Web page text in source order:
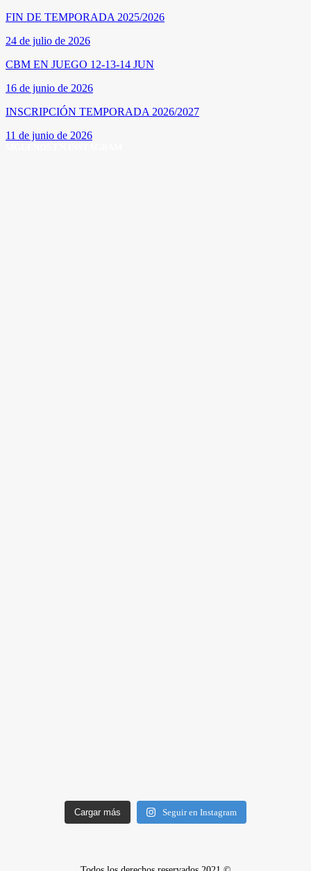
FIN DE TEMPORADA 2025/2026
24 de julio de 2026
CBM EN JUEGO 12-13-14 JUN
16 de junio de 2026
INSCRIPCIÓN TEMPORADA 2026/2027
11 de junio de 2026
Cargar más Seguir en Instagram